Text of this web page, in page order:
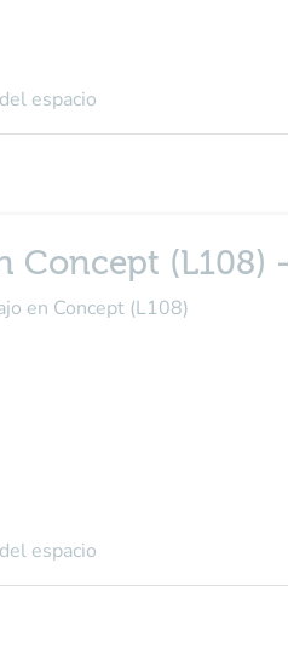
espacio
Concept (L108)
en Concept (L108)
espacio